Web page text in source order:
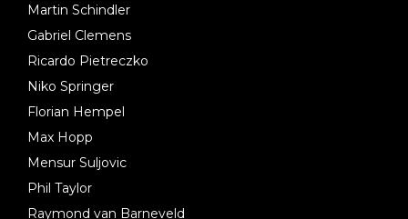
Martin Schindler
Gabriel Clemens
Ricardo Pietreczko
Niko Springer
Florian Hempel
Max Hopp
Mensur Suljovic
Phil Taylor
Raymond van Barneveld